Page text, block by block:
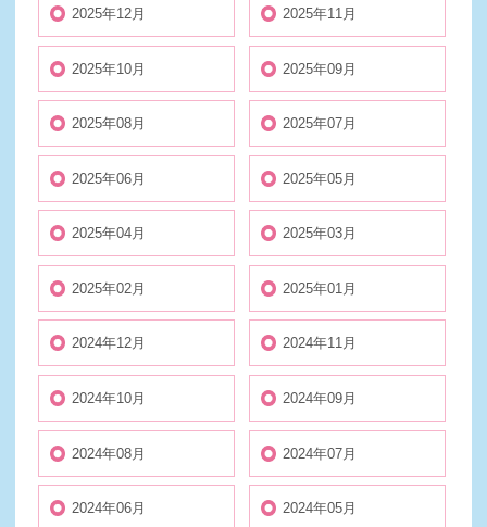
2025年12月 2025年11月
2025年10月 2025年09月
2025年08月 2025年07月
2025年06月 2025年05月
2025年04月 2025年03月
2025年02月 2025年01月
2024年12月 2024年11月
2024年10月 2024年09月
2024年08月 2024年07月
2024年06月 2024年05月